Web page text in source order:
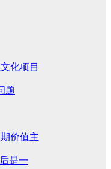
化项目
题
价值主
是一